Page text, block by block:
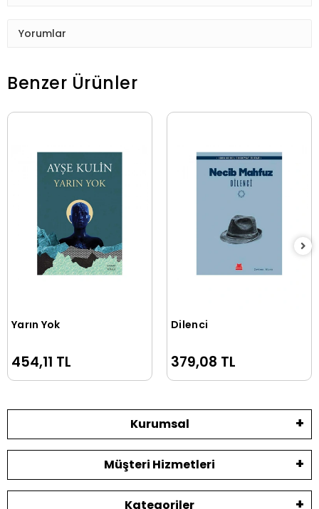
Yorumlar
Benzer Ürünler
Yarın Yok
454,11 TL
Dilenci
379,08 TL
Kurumsal
Müşteri Hizmetleri
Kategoriler